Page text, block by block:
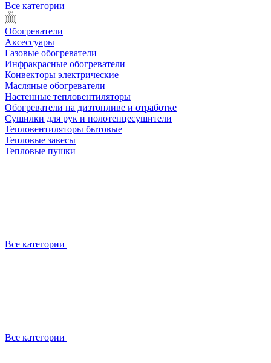
Все категории
Обогреватели
Аксессуары
Газовые обогреватели
Инфракрасные обогреватели
Конвекторы электрические
Масляные обогреватели
Настенные тепловентиляторы
Обогреватели на дизтопливе и отработке
Сушилки для рук и полотенцесушители
Тепловентиляторы бытовые
Тепловые завесы
Тепловые пушки
Все категории
Все категории